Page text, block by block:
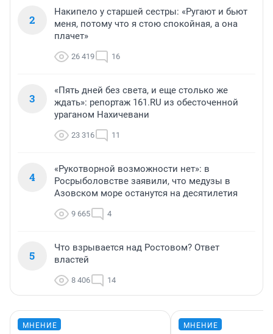
2
Накипело у старшей сестры: «Ругают и бьют
меня, потому что я стою спокойная, а она
плачет»
26 419 16
3
«Пять дней без света, и еще столько же
ждать»: репортаж 161.RU из обесточенной
ураганом Нахичевани
23 316 11
4
«Рукотворной возможности нет»: в
Росрыболовстве заявили, что медузы в
Азовском море останутся на десятилетия
9 665 4
5
Что взрывается над Ростовом? Ответ
властей
8 406 14
МНЕНИЕ МНЕНИЕ